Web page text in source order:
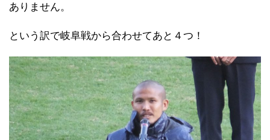
ありません。
という訳で岐阜戦から合わせてあと４つ！